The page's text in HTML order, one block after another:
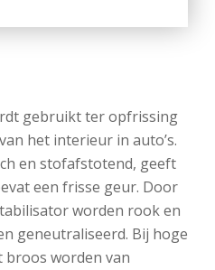
gebruikt ter opfrissing
het interieur in auto’s.
en stofafstotend, geeft
een frisse geur. Door
worden rook en
geneutraliseerd. Bij hoge
worden van